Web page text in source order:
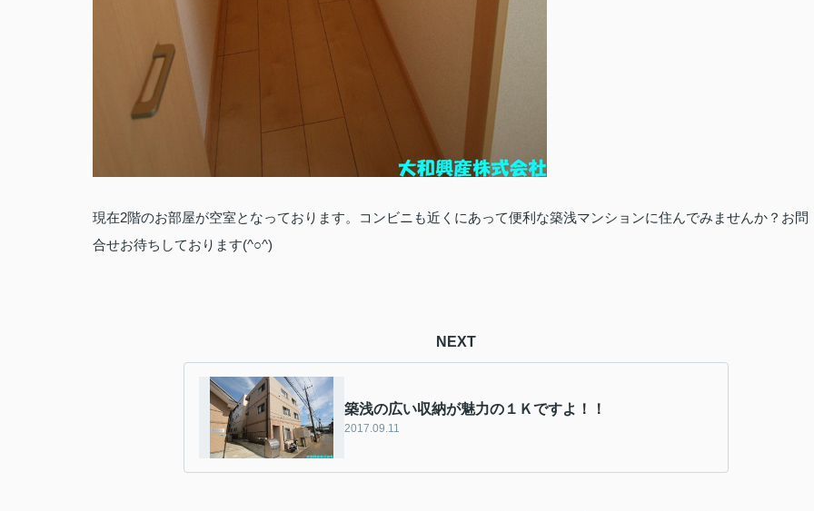
現在2階のお部屋が空室となっております。コンビニも近くにあって便利な築浅マンションに住んでみませんか？お問
合せお待ちしております(^○^)
NEXT
築浅の広い収納が魅力の１Ｋですよ！！
2017.09.11